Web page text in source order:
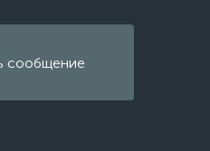
сообщение